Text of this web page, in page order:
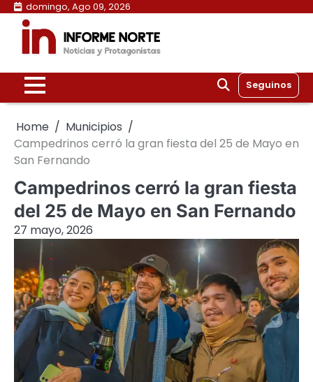
Skip
content
domingo, Ago 09, 2026
Seguinos
Home
Municipios
Campedrinos cerró la gran fiesta del 25 de Mayo en
San Fernando
Campedrinos cerró la gran fiesta
del 25 de Mayo en San Fernando
27 mayo, 2026